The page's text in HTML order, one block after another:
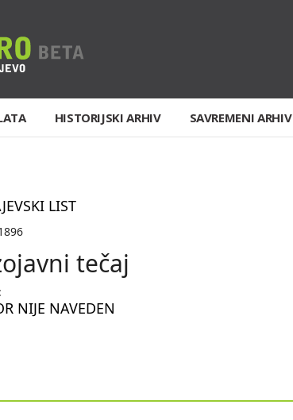
HISTORIJSKI ARHIV SAVREMENI ARHIV
LIST
tečaj
NIJE NAVEDEN